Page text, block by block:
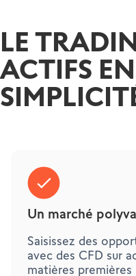
LE
ACTIFS
Un marché
Saisissez des
avec des CFD sur
matières premières